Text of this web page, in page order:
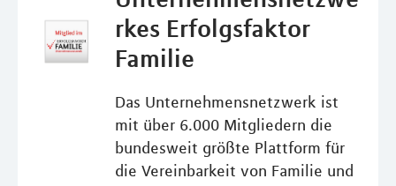
rkes Erfolgsfaktor
Familie
Das Unternehmensnetzwerk ist
mit über 6.000 Mitgliedern die
bundesweit größte Plattform für
die Vereinbarkeit von Familie und